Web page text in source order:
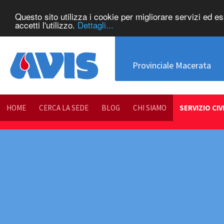
Questo sito utilizza i cookie per migliorare servizi ed
accetti l'utilizzo. Dettagli...
Provinciale Macerata
HOME CERCA LA SEDE BLOG CHI SIAMO SERVIZIO